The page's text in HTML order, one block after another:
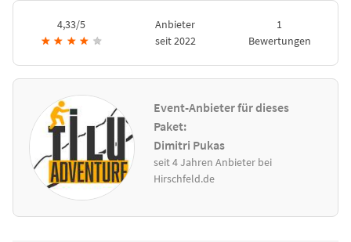
4,33/5
★ ★ ★ ★ ★
Anbieter
seit 2022
1
Bewertungen
Event-Anbieter für dieses
Paket:
Dimitri Pukas
seit 4 Jahren Anbieter bei
Hirschfeld.de